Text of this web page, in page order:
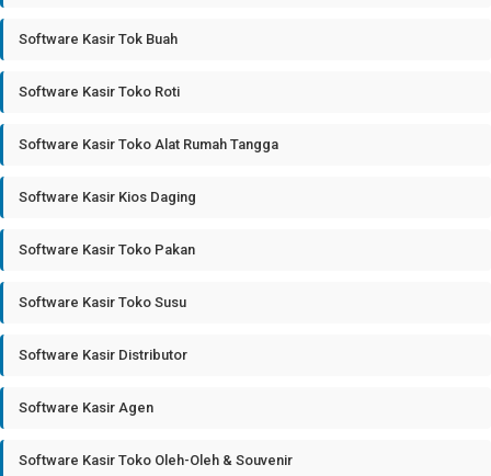
Software Kasir Tok Buah
Software Kasir Toko Roti
Software Kasir Toko Alat Rumah Tangga
Software Kasir Kios Daging
Software Kasir Toko Pakan
Software Kasir Toko Susu
Software Kasir Distributor
Software Kasir Agen
Software Kasir Toko Oleh-Oleh & Souvenir